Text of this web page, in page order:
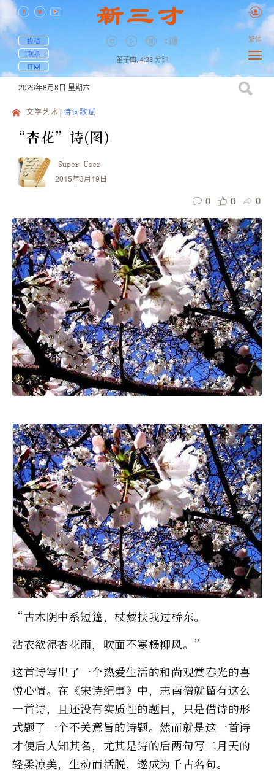
投稿
联系
订阅
笛子曲, 4:38 分钟
繁体
2026年8月8日 星期六
文学艺术 诗词歌赋
“杏花”诗(图)
Super User
2015年3月19日
0 0 0
“古木阴中系短篷，杖藜扶我过桥东。
沾衣欲湿杏花雨，吹面不寒杨柳风。”
这首诗写出了一个热爱生活的和尚观赏春光的喜
悦心情。在《宋诗纪事》中，志南僧就留有这么
一首诗，且还没有实质性的题目，只是借诗的形
式题了一个不关意旨的诗题。然而就是这一首诗
才使后人知其名，尤其是诗的后两句写二月天的
轻柔凉美，生动而活脱，遂成为千古名句。